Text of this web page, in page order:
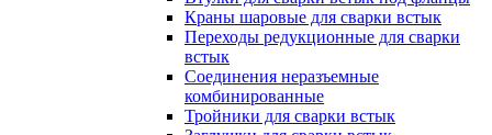
Краны шаровые для сварки встык
Переходы редукционные для сварки
встык
Соединения неразъемные
комбинированные
Тройники для сварки встык